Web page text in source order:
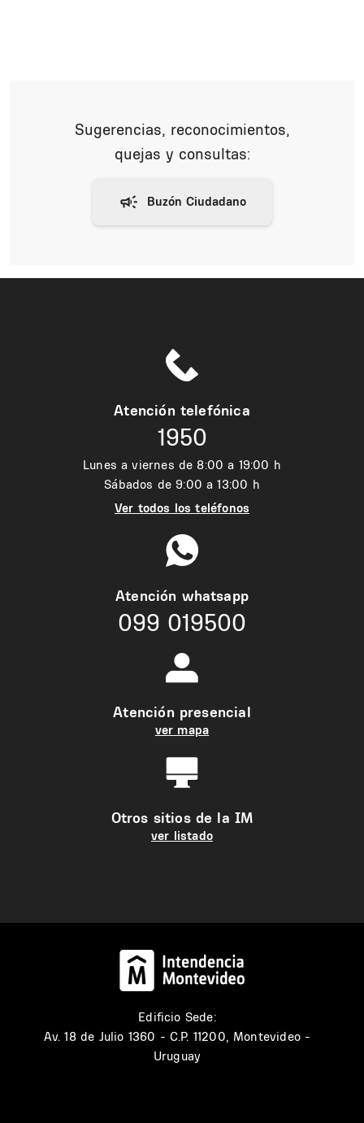
Sugerencias, reconocimientos,
quejas y consultas:
Atención telefónica
1950
Lunes a viernes de 8:00 a 19:00 h
Sábados de 9:00 a 13:00 h
Ver todos los teléfonos
Atención whatsapp
099 019500
Atención presencial
ver mapa
Otros sitios de la IM
ver listado
Edificio Sede:
Av. 18 de Julio 1360 - C.P. 11200, Montevideo -
Uruguay